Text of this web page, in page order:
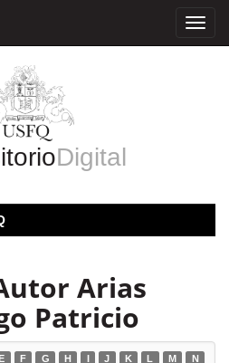
Digital
Arias
Patricio
F G H I J K L M
N